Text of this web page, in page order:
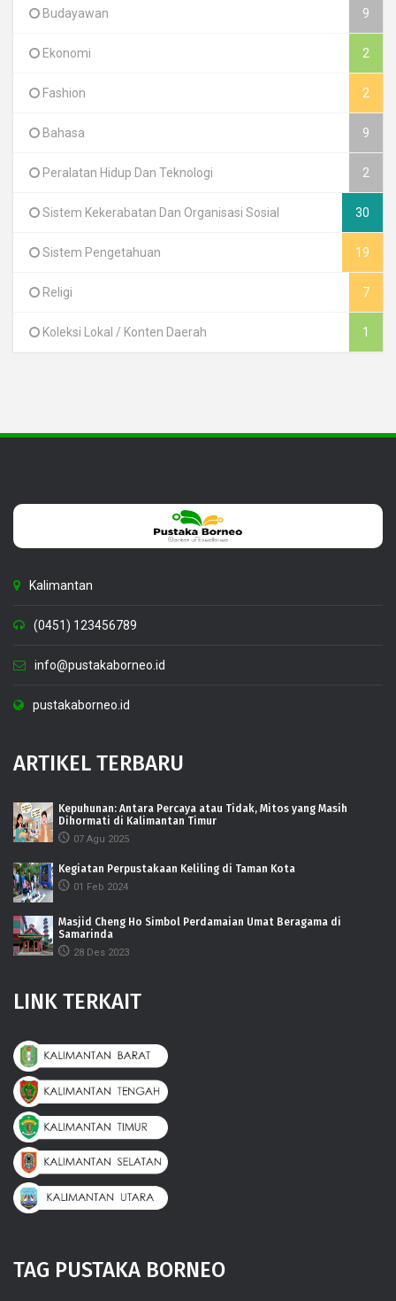
Budayawan 9
Ekonomi 2
Fashion 2
Bahasa 9
Peralatan Hidup Dan Teknologi 2
Sistem Kekerabatan Dan Organisasi Sosial 30
Sistem Pengetahuan 19
Religi 7
Koleksi Lokal / Konten Daerah 1
Kalimantan
(0451) 123456789
info@pustakaborneo.id
pustakaborneo.id
ARTIKEL TERBARU
Kepuhunan: Antara Percaya atau Tidak, Mitos yang Masih
Dihormati di Kalimantan Timur
07 Agu 2025
Kegiatan Perpustakaan Keliling di Taman Kota
01 Feb 2024
Masjid Cheng Ho Simbol Perdamaian Umat Beragama di
Samarinda
28 Des 2023
LINK TERKAIT
TAG PUSTAKA BORNEO